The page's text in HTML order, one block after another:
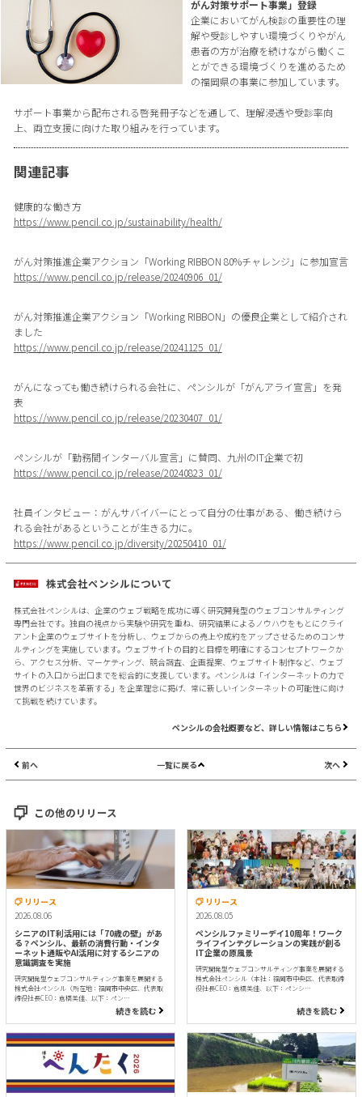
がん対策サポート事業」登録
企業においてがん検診の重要性の理
解や受診しやすい環境づくりやがん
患者の方が治療を続けながら働くこ
とができる環境づくりを進めるため
の福岡県の事業に参加しています。
サポート事業から配布される啓発冊子などを通して、理解浸透や受診率向
上、両立支援に向けた取り組みを行っています。
関連記事
健康的な働き方
https://www.pencil.co.jp/sustainability/health/
がん対策推進企業アクション「Working RIBBON 80%チャレンジ」に参加宣言
https://www.pencil.co.jp/release/20240906_01/
がん対策推進企業アクション「Working RIBBON」の優良企業として紹介され
ました
https://www.pencil.co.jp/release/20241125_01/
がんになっても働き続けられる会社に、ペンシルが「がんアライ宣言」を発
表
https://www.pencil.co.jp/release/20230407_01/
ペンシルが「勤務間インターバル宣言」に賛同、九州のIT企業で初
https://www.pencil.co.jp/release/20240823_01/
社員インタビュー：がんサバイバーにとって自分の仕事がある、働き続けら
れる会社があるということが生きる力に。
https://www.pencil.co.jp/diversity/20250410_01/
株式会社ペンシルについて
株式会社ペンシルは、企業のウェブ戦略を成功に導く研究開発型のウェブコンサルティング
専門会社です。独自の視点から実験や研究を重ね、研究結果によるノウハウをもとにクライ
アント企業のウェブサイトを分析し、ウェブからの売上や成約をアップさせるためのコンサ
ルティングを実施しています。ウェブサイトの目的と目標を明確にするコンセプトワークか
ら、アクセス分析、マーケティング、競合調査、企画提案、ウェブサイト制作など、ウェブ
サイトの入口から出口までを総合的に支援しています。ペンシルは「インターネットの力で
世界のビジネスを革新する」を企業理念に掲げ、常に新しいインターネットの可能性に向け
て挑戦を続けています。
ペンシルの会社概要など、詳しい情報はこちら
前へ 一覧に戻る 次へ
この他のリリース
リリース
2026.08.06
シニアのIT利活用には「70歳の壁」があ
る？ペンシル、最新の消費行動・インタ
ーネット通販やAI活用に対するシニアの
意識調査を実施
研究開発型ウェブコンサルティング事業を展開する
株式会社ペンシル（所在地：福岡市中央区、代表取
締役社長CEO：倉橋美佳、以下：ペン…
続きを読む
リリース
2026.08.05
ペンシルファミリーデイ10周年！ワーク
ライフインテグレーションの実践が創る
IT企業の原風景
研究開発型ウェブコンサルティング事業を展開する
株式会社ペンシル（本社：福岡市中央区、代表取締
役社長CEO：倉橋美佳、以下：ペンシ…
続きを読む